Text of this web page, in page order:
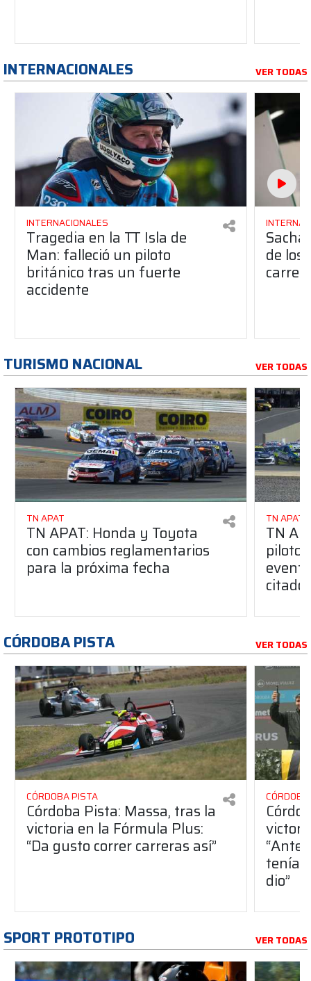
INTERNACIONALES VER TODAS
INTERNACIONALES
Tragedia en la TT Isla de
Man: falleció un piloto
británico tras un fuerte
accidente
de los
TURISMO NACIONAL VER TODAS
TN APAT
TN APAT: Honda y Toyota
con cambios reglamentarios
para la próxima fecha
TN APAT
TN
piloto
citado
CÓRDOBA PISTA VER TODAS
CÓRDOBA PISTA
Córdoba Pista: Massa, tras la
victoria en la Fórmula Plus:
“Da gusto correr carreras así”
dio”
SPORT PROTOTIPO VER TODAS